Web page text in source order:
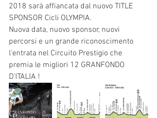
2018 sarà affiancata dal nuovo TITLE
SPONSOR Cicli OLYMPIA.
Nuova data, nuovo sponsor, nuovi
percorsi e un grande riconoscimento
l'entrata nel Circuito Prestigio che
premia le migliori 12 GRANFONDO
D'ITALIA !